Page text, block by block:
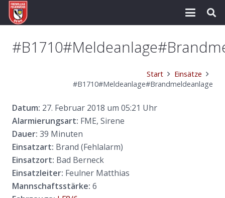
Start
Einsätze
#B1710#Meldeanlage#Brandmeldeanlage
Datum: 27. Februar 2018 um 05:21 Uhr
Alarmierungsart: FME, Sirene
Dauer: 39 Minuten
Einsatzart: Brand (Fehlalarm)
Einsatzort: Bad Berneck
Einsatzleiter: Feulner Matthias
Mannschaftsstärke: 6